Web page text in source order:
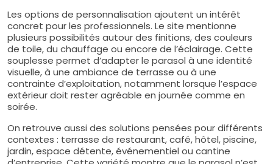
Les options de personnalisation ajoutent un intérêt
concret pour les professionnels. Le site mentionne
plusieurs possibilités autour des finitions, des couleurs
de toile, du chauffage ou encore de l’éclairage. Cette
souplesse permet d’adapter le parasol à une identité
visuelle, à une ambiance de terrasse ou à une
contrainte d’exploitation, notamment lorsque l’espace
extérieur doit rester agréable en journée comme en
soirée.
On retrouve aussi des solutions pensées pour différents
contextes : terrasse de restaurant, café, hôtel, piscine,
jardin, espace détente, événementiel ou cantine